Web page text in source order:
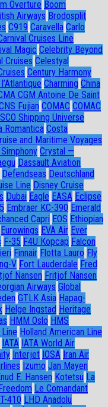
Overture Boom
Airways Brodosplit
C919 Caravella Carlo
Cruises Line
Magic Celebrity Beyond
Cruises Celestyal
Century Harmony
Charming China
CGM Antoine De Saint
Fujian COMAC COMAC
Shipping Universe
Romantica Costa
and Maritime Voyages
Crystal —
Dassault Aviation
Defendseas Deutschland
Line Disney Cruise
Dubai Eagle EASA Eclipse
Embraer KC-390 Emerald
Capri EOS Ethiopian
Eurowings EVA Air Ever
F-35 F4U Корсар Falcon
Finnair Flotta Lauro Fly
V Fort Lauderdale Fred
Nansen Fritjof Nansen
Airways Global
GTLK Asia Hapag-
Helge Ingstad Heritage
HMM Oslo HMS
Holland American Line
IATA IATA World Air
Interjet IOSA Iran Air
Izumo Jan Mayen
E. Hansen Kotetsu La
Le Comandant
410 LHD Anadolu